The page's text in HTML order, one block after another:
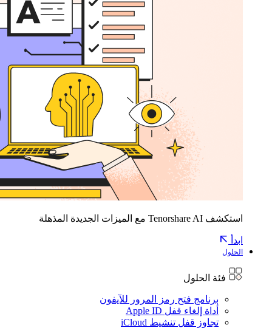
استكشف Tenorshare AI مع الميزات الجديدة المذهلة
ابدأ
الحلول
فئة الحلول
برنامج فتح رمز المرور للآيفون
أداة إلغاء قفل Apple ID
تجاوز قفل تنشيط iCloud